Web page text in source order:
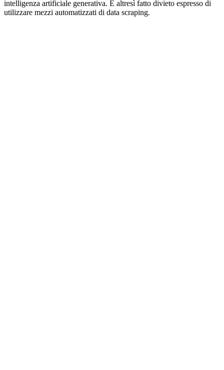
intelligenza artificiale generativa. È altresì fatto divieto espresso di
utilizzare mezzi automatizzati di data scraping.